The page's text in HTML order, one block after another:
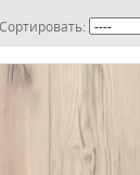
Сортировать: